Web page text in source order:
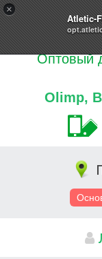
×
Atletic-
Купить
Оптовый
Olimp,